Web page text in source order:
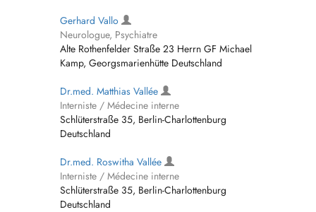
Gerhard Vallo
Neurologue, Psychiatre
Alte Rothenfelder Straße 23 Herrn GF Michael
Kamp, Georgsmarienhütte Deutschland
Dr.med. Matthias Vallée
Interniste / Médecine interne
Schlüterstraße 35, Berlin-Charlottenburg
Deutschland
Dr.med. Roswitha Vallée
Interniste / Médecine interne
Schlüterstraße 35, Berlin-Charlottenburg
Deutschland